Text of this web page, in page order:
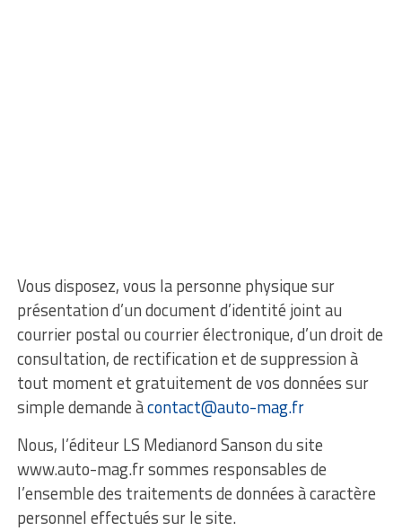
Vous disposez, vous la personne physique sur
présentation d’un document d’identité joint au
courrier postal ou courrier électronique, d’un droit de
consultation, de rectification et de suppression à
tout moment et gratuitement de vos données sur
simple demande àcontact@auto-mag.fr
Nous, l’éditeur LS Medianord Sanson du site
www.auto-mag.fr sommes responsables de
l’ensemble des traitements de données à caractère
personnel effectués sur le site.